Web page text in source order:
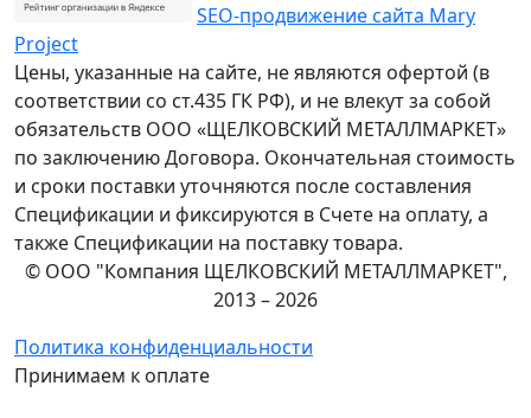
SEO-продвижение сайта Mary
Project
Цены, указанные на сайте, не являются офертой (в
соответствии со ст.435 ГК РФ), и не влекут за собой
обязательств ООО «ЩЕЛКОВСКИЙ МЕТАЛЛМАРКЕТ»
по заключению Договора. Окончательная стоимость
и сроки поставки уточняются после составления
Спецификации и фиксируются в Счете на оплату, а
также Спецификации на поставку товара.
© ООО "Компания ЩЕЛКОВСКИЙ МЕТАЛЛМАРКЕТ",
2013 – 2026
Политика конфиденциальности
Принимаем к оплате